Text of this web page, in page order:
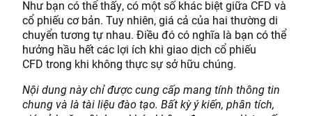
Như bạn có thể thấy, có một số khác biệt giữa CFD và
cổ phiếu cơ bản. Tuy nhiên, giá cả của hai thường di
chuyển tương tự nhau. Điều đó có nghĩa là bạn có thể
hưởng hầu hết các lợi ích khi giao dịch cổ phiếu
CFD trong khi không thực sự sở hữu chúng.
Nội dung này chỉ được cung cấp mang tính thông tin
chung và là tài liệu đào tạo. Bất kỳ ý kiến, phân tích,